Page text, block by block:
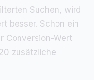
Suchen, wird
besser. Schon ein
Conversion-Wert
zusätzliche